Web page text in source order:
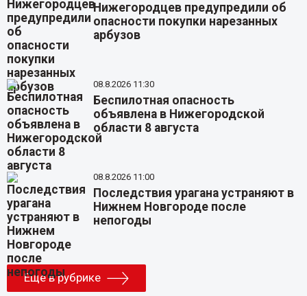
Нижегородцев предупредили об
опасности покупки нарезанных
арбузов
08.8.2026 11:30
Беспилотная опасность
объявлена в Нижегородской
области 8 августа
08.8.2026 11:00
Последствия урагана устраняют в
Нижнем Новгороде после
непогоды
Еще в рубрике